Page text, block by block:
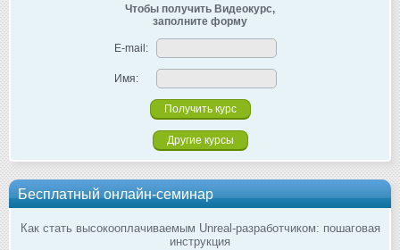
Чтобы получить Видеокурс,
заполните форму
E-mail:
Имя:
Другие курсы
Бесплатный онлайн-семинар
Как стать высокооплачиваемым Unreal-разработчиком: пошаговая
инструкция